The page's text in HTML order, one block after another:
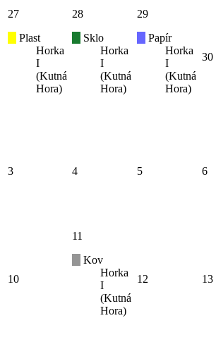
27
Plast
Horka
I
(Kutná
Hora)
28
Sklo
Horka
I
(Kutná
Hora)
29
Papír
Horka
I
(Kutná
Hora)
30
3 4 5 6
10
11
Kov
Horka
I
(Kutná
Hora)
12 13